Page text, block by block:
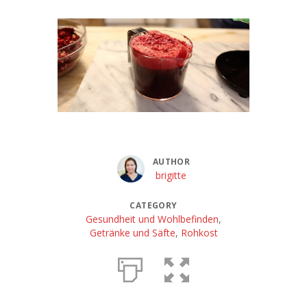
AUTHOR
brigitte
CATEGORY
Gesundheit und Wohlbefinden,
Getränke und Säfte, Rohkost